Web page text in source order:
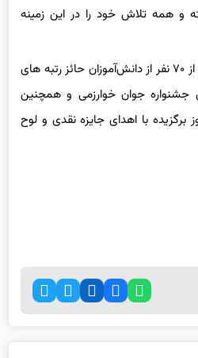
و همه تلاش خود را در این زمینه
لازم بذکر است، در این مراسم از ۷۰ نفر از دانش‌آموزان حائز رتبه های
جشنواره جوان خوارزمی و همچنین
برگزیده با اهدای جایزه نقدی و لوح